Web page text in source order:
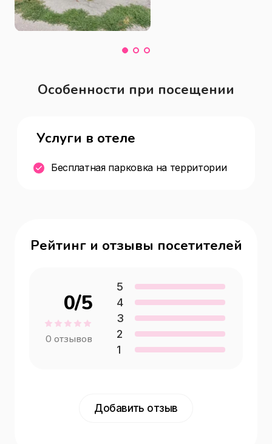
Особенности при посещении
Услуги в отеле
Бесплатная парковка на территории
Рейтинг и отзывы посетителей
0/5
0 отзывов
5
4
3
2
1
Добавить отзыв